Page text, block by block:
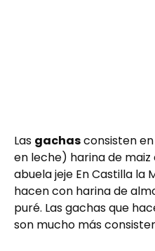
Las gachasconsisten
en leche) harina de
abuela jeje En Castilla la
hacen con harina de
puré. Las gachas que
son mucho más